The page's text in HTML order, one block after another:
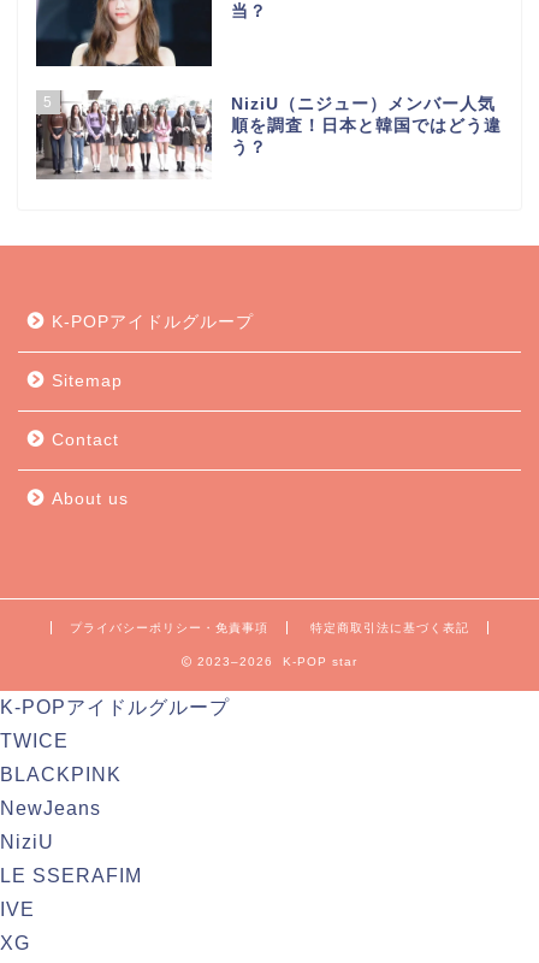
当？
5
NiziU（ニジュー）メンバー人気
順を調査！日本と韓国ではどう違
う？
K-POPアイドルグループ
Sitemap
Contact
About us
プライバシーポリシー・免責事項 特定商取引法に基づく表記
2023–2026 K-POP star
K-POPアイドルグループ
TWICE
BLACKPINK
NewJeans
NiziU
LE SSERAFIM
IVE
XG